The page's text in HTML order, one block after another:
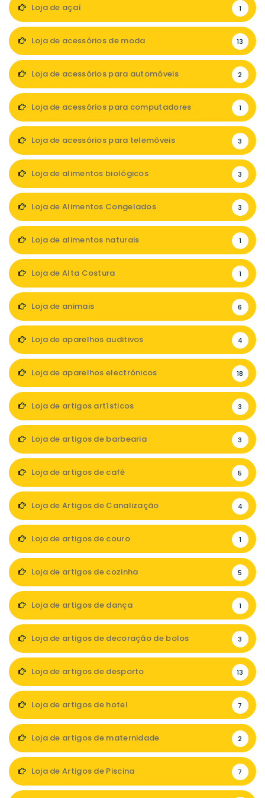
Loja de açaí 1
Loja de acessórios de moda 13
Loja de acessórios para automóveis 2
Loja de acessórios para computadores 1
Loja de acessórios para telemóveis 3
Loja de alimentos biológicos 3
Loja de Alimentos Congelados 3
Loja de alimentos naturais 1
Loja de Alta Costura 1
Loja de animais 6
Loja de aparelhos auditivos 4
Loja de aparelhos electrónicos 18
Loja de artigos artísticos 3
Loja de artigos de barbearia 3
Loja de artigos de café 5
Loja de Artigos de Canalização 4
Loja de artigos de couro 1
Loja de artigos de cozinha 5
Loja de artigos de dança 1
Loja de artigos de decoração de bolos 3
Loja de artigos de desporto 13
Loja de artigos de hotel 7
Loja de artigos de maternidade 2
Loja de Artigos de Piscina 7